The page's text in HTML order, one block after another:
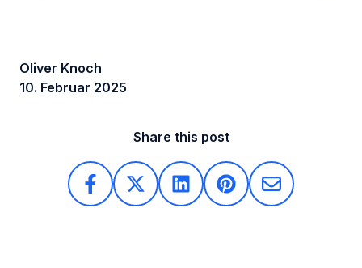
Oliver Knoch
10. Februar 2025
Share this post